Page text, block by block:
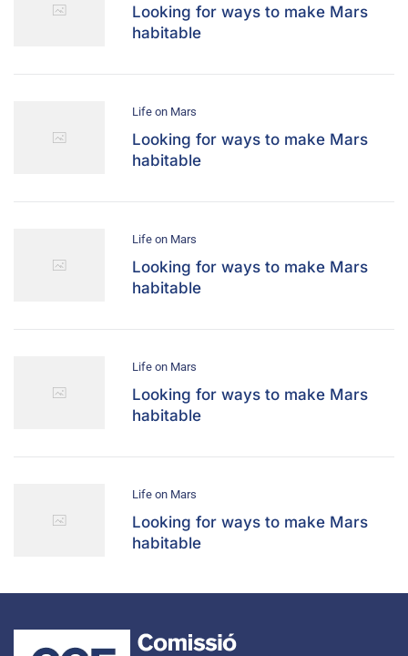
Looking for ways to make Mars
habitable
Life on Mars
Looking for ways to make Mars
habitable
Life on Mars
Looking for ways to make Mars
habitable
Life on Mars
Looking for ways to make Mars
habitable
Life on Mars
Looking for ways to make Mars
habitable